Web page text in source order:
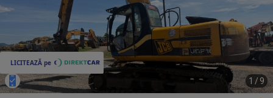
1 / 9